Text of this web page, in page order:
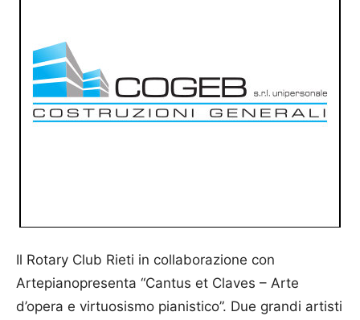
Il Rotary Club Rieti in collaborazione con
Artepianopresenta “Cantus et Claves – Arte
d’opera e virtuosismo pianistico”. Due grandi artisti